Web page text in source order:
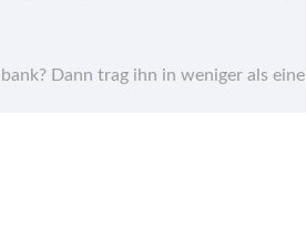
Dann trag ihn in weniger als